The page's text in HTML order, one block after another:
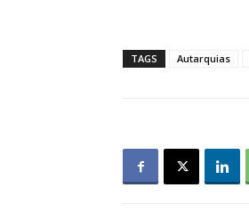
TAGS Autarquias